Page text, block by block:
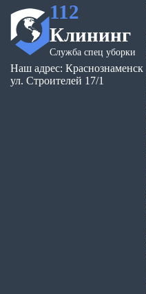
112
Клининг
Служба спец уборки
Наш адрес: Краснознаменск
ул. Строителей 17/1